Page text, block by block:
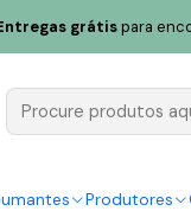
Produtores
grátispara
Ocean Aged